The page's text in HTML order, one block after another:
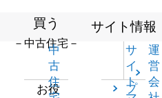
買う
－中古住宅－
中
古
住
お役
サイト情報
サ
イ
ト
運
営
会
プ